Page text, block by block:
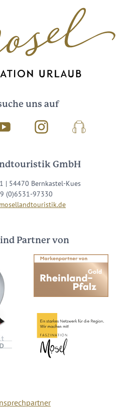
uns auf
InstagramPodcast
GmbH
| 54470 Bernkastel-Kues
(0)6531-97330
Partner von